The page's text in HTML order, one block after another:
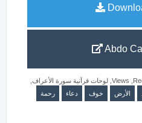
Abdo
,
Views
, لوحات قرآنية سورة الأعراف
الأرض خوف دعاء رحمة